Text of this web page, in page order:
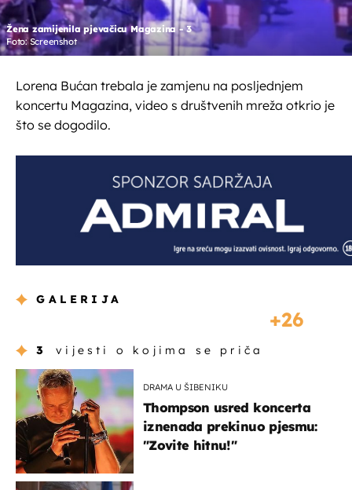
Žena zamijenila pjevačicu Magazina - 3
Foto: Screenshot
Lorena Bućan trebala je zamjenu na posljednjem
koncertu Magazina, video s društvenih mreža otkrio je
što se dogodilo.
GALERIJA
26
3 vijesti o kojima se priča
DRAMA U ŠIBENIKU
Thompson usred koncerta
iznenada prekinuo pjesmu:
"Zovite hitnu!"